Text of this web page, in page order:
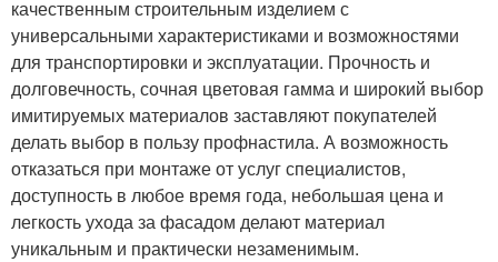
качественным строительным изделием с
универсальными характеристиками и возможностями
для транспортировки и эксплуатации. Прочность и
долговечность, сочная цветовая гамма и широкий выбор
имитируемых материалов заставляют покупателей
делать выбор в пользу профнастила. А возможность
отказаться при монтаже от услуг специалистов,
доступность в любое время года, небольшая цена и
легкость ухода за фасадом делают материал
уникальным и практически незаменимым.